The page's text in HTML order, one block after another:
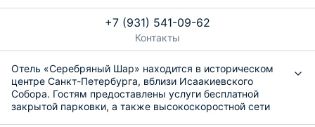
+7 (931) 541-09-62
Контакты
Отель «Серебряный Шар» находится в историческом
центре Санкт-Петербурга, вблизи Исаакиевского
Собора. Гостям предоставлены услуги бесплатной
закрытой парковки, а также высокоскоростной сети